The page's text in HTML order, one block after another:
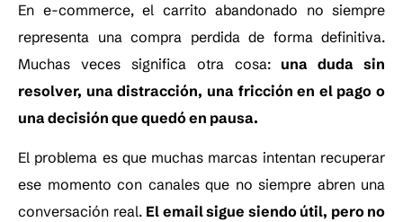
En e-commerce, el carrito abandonado no siempre
representa una compra perdida de forma definitiva.
Muchas veces significa otra cosa: una duda sin
resolver, una distracción, una fricción en el pago o
una decisión que quedó en pausa.
El problema es que muchas marcas intentan recuperar
ese momento con canales que no siempre abren una
conversación real. El email sigue siendo útil, pero no